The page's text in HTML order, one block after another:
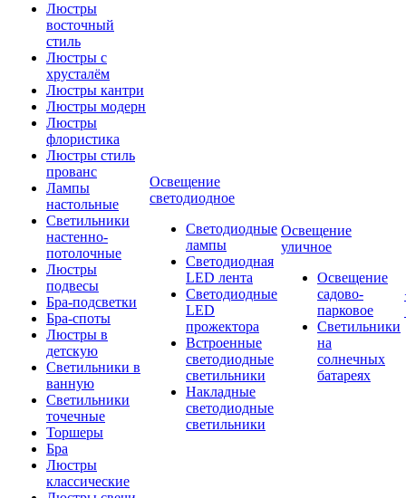
Люстры
восточный
стиль
Люстры с
хрусталём
Люстры кантри
Люстры модерн
Люстры
флористика
Люстры стиль
прованс
Лампы
настольные
Светильники
настенно-
потолочные
Люстры
подвесы
Бра-подсветки
Бра-споты
Люстры в
детскую
Светильники в
ванную
Светильники
точечные
Торшеры
Бра
Люстры
классические
Освещение
светодиодное
Светодиодные
лампы
Светодиодная
LED лента
Светодиодные
LED
прожектора
Встроенные
светодиодные
светильники
Накладные
светодиодные
светильники
Освещение
уличное
Освещение
садово-
парковое
Светильники
на
солнечных
батареях